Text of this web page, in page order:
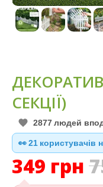
СЕКЦІЇ)
2877 людей
👀22 користувачів
349 грн